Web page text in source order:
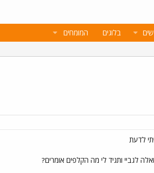
בלוגים המומחים
לגביי ותגיד לי מה הקלפים אומרים?